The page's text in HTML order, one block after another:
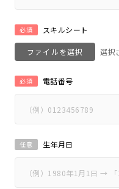
スキルシート
必須
ファイルを選択
電話番号
必須
生年月日
任意